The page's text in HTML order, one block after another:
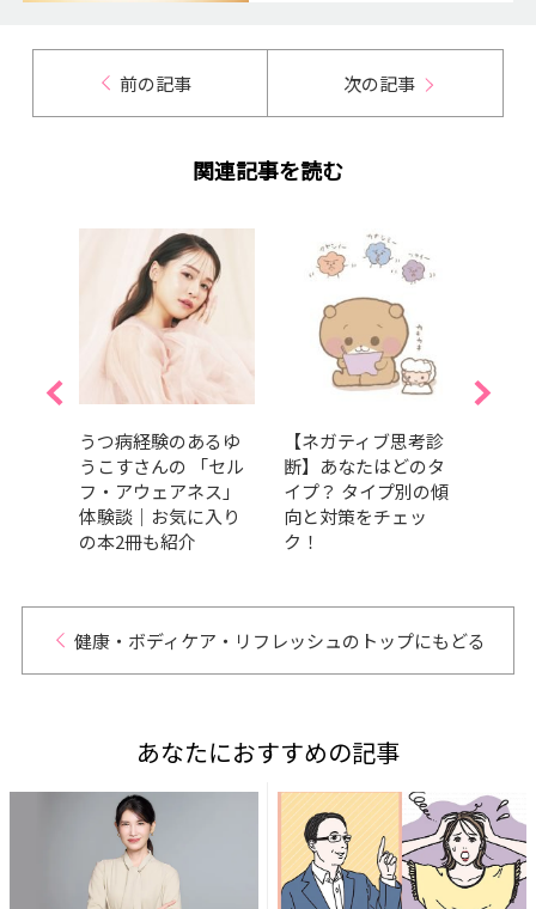
前の記事 次の記事
関連記事を読む
うつ病経験のあるゆ
うこすさんの 「セル
フ・アウェアネス」
体験談｜お気に入り
の本2冊も紹介
【ネガティブ思考診
断】あなたはどのタ
イプ？ タイプ別の傾
向と対策をチェッ
ク！
健康・ボディケア・リフレッシュのトップにもどる
あなたにおすすめの記事